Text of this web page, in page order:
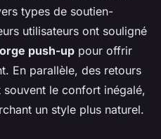
types de soutien-
utilisateurs ont souligné
push-up pour offrir
En parallèle, des retours
souvent le confort inégalé,
un style plus naturel.